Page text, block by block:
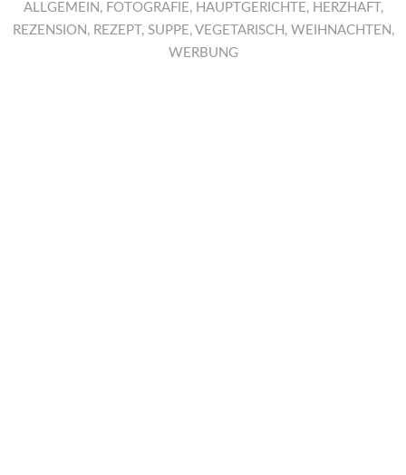
ALLGEMEIN , FOTOGRAFIE, HAUPTGERICHTE, HERZHAFT ,
REZENSION , REZEPT , SUPPE, VEGETARISCH , WEIHNACHTEN ,
WERBUNG